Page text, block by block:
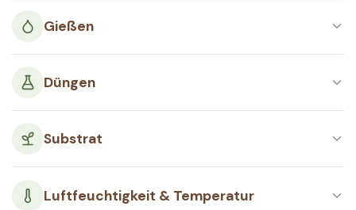
Gießen
Düngen
Substrat
Luftfeuchtigkeit & Temperatur